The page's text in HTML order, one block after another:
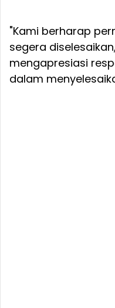
"Kami berharap
segera
mengapresiasi
dalam